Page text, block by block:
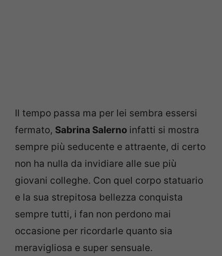
Il tempo passa ma per lei sembra essersi
fermato, Sabrina Salerno infatti si mostra
sempre più seducente e attraente, di certo
non ha nulla da invidiare alle sue più
giovani colleghe. Con quel corpo statuario
e la sua strepitosa bellezza conquista
sempre tutti, i fan non perdono mai
occasione per ricordarle quanto sia
meravigliosa e super sensuale.